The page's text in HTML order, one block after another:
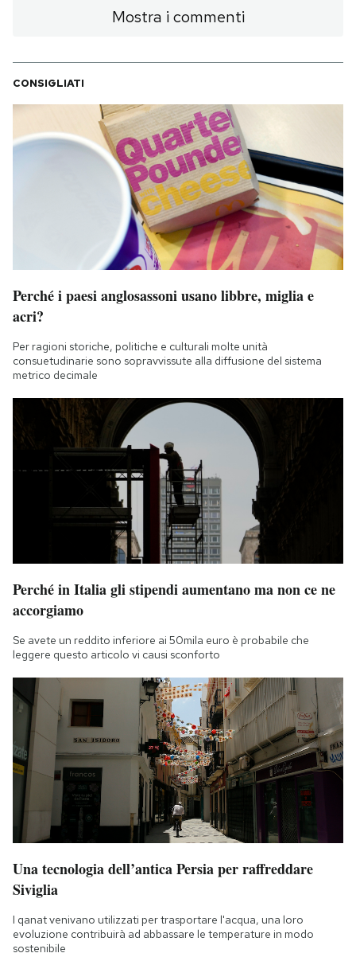
Mostra i commenti
CONSIGLIATI
Perché i paesi anglosassoni usano libbre, miglia e
acri?
Per ragioni storiche, politiche e culturali molte unità
consuetudinarie sono sopravvissute alla diffusione del sistema
metrico decimale
Perché in Italia gli stipendi aumentano ma non ce ne
accorgiamo
Se avete un reddito inferiore ai 50mila euro è probabile che
leggere questo articolo vi causi sconforto
Una tecnologia dell’antica Persia per raffreddare
Siviglia
I qanat venivano utilizzati per trasportare l'acqua, una loro
evoluzione contribuirà ad abbassare le temperature in modo
sostenibile